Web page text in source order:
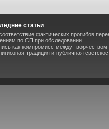
статьи
фактических прогибов
по СП при обследовании
как компромисс между
традиция и публичная